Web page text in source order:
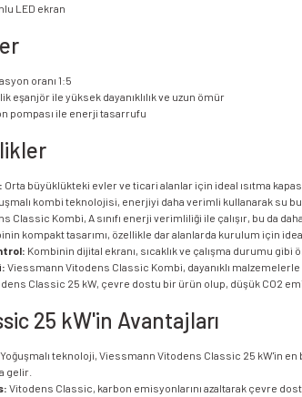
LED ekran
oranı 1:5
eşanjör ile yüksek dayanıklılık ve uzun ömür
pompası ile enerji tasarrufu
Orta büyüklükteki evler ve ticari alanlar için ideal ısıtma
kombi teknolojisi, enerjiyi daha verimli kullanarak su
Classic Kombi, A sınıfı enerji verimliliği ile çalışır, bu da
kompakt tasarımı, özellikle dar alanlarda kurulum için
Kombinin dijital ekranı, sıcaklık ve çalışma durumu
Viessmann Vitodens Classic Kombi, dayanıklı malzemelerle
Classic 25 kW, çevre dostu bir ürün olup, düşük CO2
25 kW'in Avantajları
Yoğuşmalı teknoloji, Viessmann Vitodens Classic 25 kW'in en
gelir.
Vitodens Classic, karbon emisyonlarını azaltarak çevre